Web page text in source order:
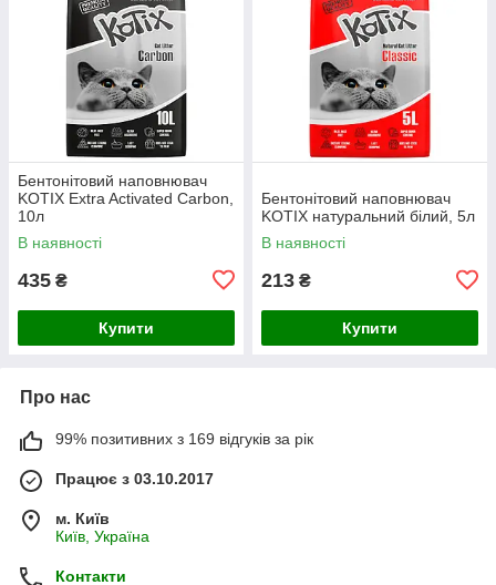
Бентонітовий наповнювач
KOTIX Extra Activated Carbon,
10л
В наявності
435 ₴
Купити
Бентонітовий наповнювач
KOTIX натуральний білий, 5л
В наявності
213 ₴
Купити
Про нас
99% позитивних з 169 відгуків за рік
Працює з 03.10.2017
м. Київ
Київ, Україна
Контакти